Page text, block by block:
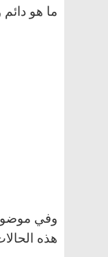
ما هو
وفي
هذه